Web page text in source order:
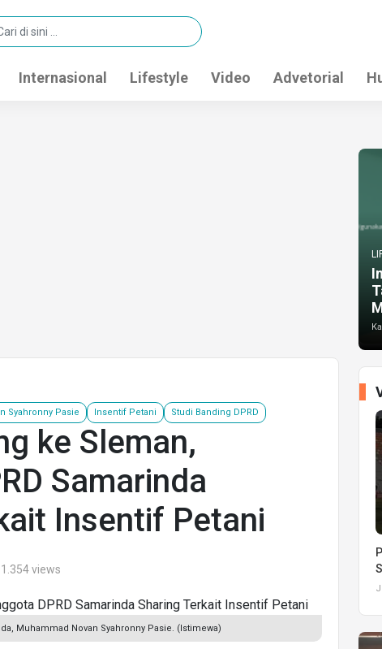
Internasional Lifestyle Video Advetorial
Syahronny Pasie Insentif Petani Studi Banding DPRD
ke Sleman,
Samarinda
Insentif Petani
views
Muhammad Novan Syahronny Pasie. (Istimewa)